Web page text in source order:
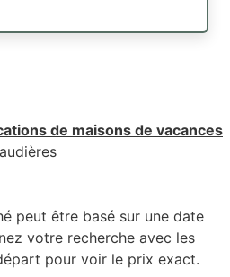
de maisons de vacances
peut être basé sur une date
votre recherche avec les
pour voir le prix exact.